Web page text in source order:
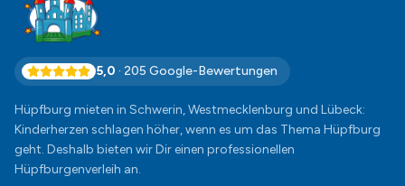
5,0 · 205 Google-Bewertungen
Hüpfburg mieten in Schwerin, Westmecklenburg und Lübeck:
Kinderherzen schlagen höher, wenn es um das Thema Hüpfburg
geht. Deshalb bieten wir Dir einen professionellen
Hüpfburgenverleih an.